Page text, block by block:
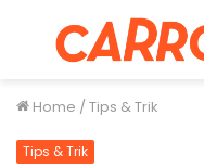
Menu
Home /Tips & Trik
Tips & Trik